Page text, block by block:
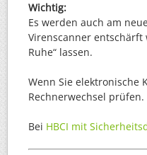
Wichtig:
Es werden auch am
Virenscanner
Ruhe“ lassen.
Wenn Sie elektronische
Rechnerwechsel prüfen.
Bei HBCI mit